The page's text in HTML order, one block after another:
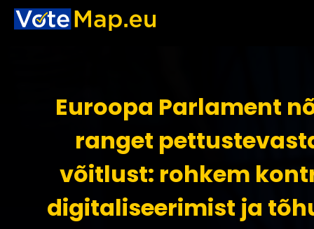
Euroopa Parlament
ranget
võitlust: rohkem
digitaliseerimist ja